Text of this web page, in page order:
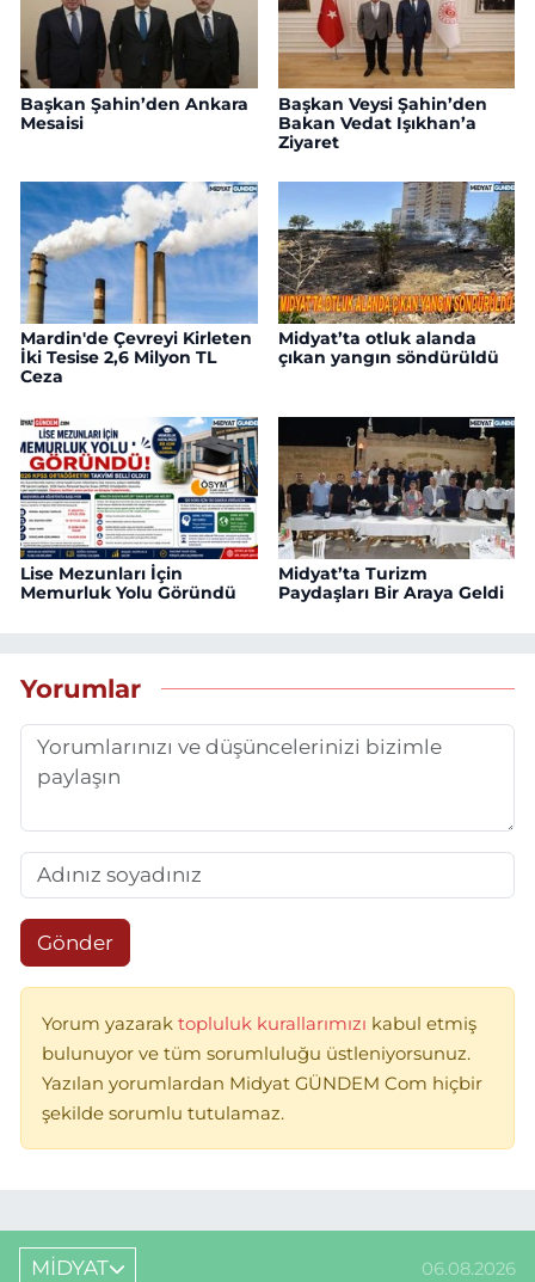
Başkan Şahin’den Ankara
Mesaisi
Başkan Veysi Şahin’den
Bakan Vedat Işıkhan’a
Ziyaret
Mardin'de Çevreyi Kirleten
İki Tesise 2,6 Milyon TL
Ceza
Midyat’ta otluk alanda
çıkan yangın söndürüldü
Lise Mezunları İçin
Memurluk Yolu Göründü
Midyat’ta Turizm
Paydaşları Bir Araya Geldi
Yorumlar
Gönder
Yorum yazarak topluluk kurallarımızı kabul etmiş
bulunuyor ve tüm sorumluluğu üstleniyorsunuz.
Yazılan yorumlardan Midyat GÜNDEM Com hiçbir
şekilde sorumlu tutulamaz.
MİDYAT 06.08.2026